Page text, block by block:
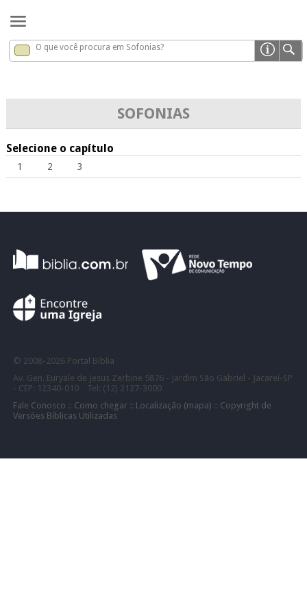
Sofonias x
O que você procura em Sofonias?
SOFONIAS
Selecione o capítulo
1 2 3
© 2008- 2026 Portal Bíblia
Av. Gen. Euryale de Jesus Zerbine 5876 - Jardim São Gabriel - Jacareí-SP
- CEP: 12340-010 Tel: (12) 2127-3000
Fale Conosco :: Como chegar:: Localização (mapa) :: Copyright de
Versões Bíblicas Utilizadas